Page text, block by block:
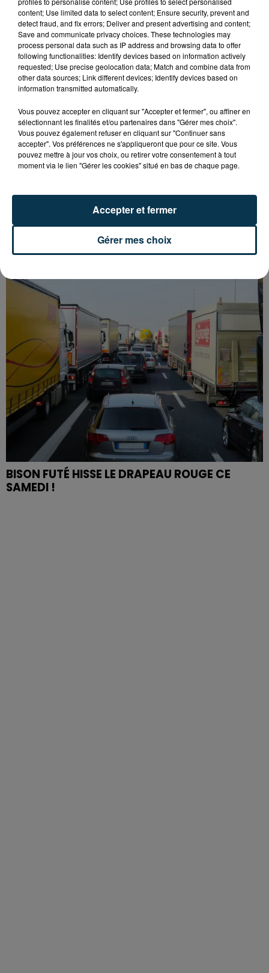
CYANOBACTÉRIES : LE PRÉFÊT PREND UN
ARRÊTÉ POUR LES ACTIVITÉS DE...
L’ASSE RÉDUIT FACE À SOCHAUX, UNE
PREMIÈRE VICTOIRE POUR NOS VERTS ?
BISON FUTÉ HISSE LE DRAPEAU ROUGE CE
SAMEDI !
content; Use limited data to select content; Ensure security, prevent and
detect fraud, and fix errors; Deliver and present advertising and content;
Save and communicate privacy choices. These technologies may
process personal data such as IP address and browsing data to offer
following functionalities: Identify devices based on information actively
requested; Use precise geolocation data; Match and combine data from
other data sources; Link different devices; Identify devices based on
information transmitted automatically.
Vous pouvez accepter en cliquant sur "Accepter et fermer", ou affiner en
sélectionnant les finalités et/ou partenaires dans "Gérer mes choix".
Vous pouvez également refuser en cliquant sur "Continuer sans
accepter". Vos préférences ne s'appliqueront que pour ce site. Vous
pouvez mettre à jour vos choix, ou retirer votre consentement à tout
moment via le lien "Gérer les cookies" situé en bas de chaque page.
Gérer mes choix
Accepter et fermer